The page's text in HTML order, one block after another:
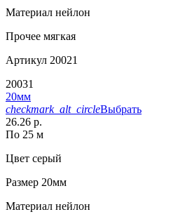
Материал нейлон
Прочее мягкая
Артикул 20021
20031
20мм
checkmark_alt_circleВыбрать
26.26 р.
По 25 м
Цвет серый
Размер 20мм
Материал нейлон